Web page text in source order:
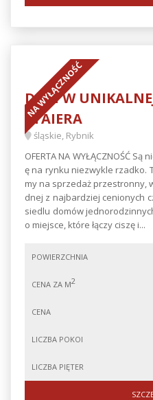
NA WYŁĄCZNOŚĆ
DOM W
STAIERA
śląskie, Rybnik
OFERTA NA WYŁĄCZNOŚĆ
ę na rynku niezwykle rzadko.
my na sprzedaż przestronny,
dnej z najbardziej cenionych
siedlu domów
o miejsce, które łączy ciszę i...
POWIERZCHNIA
CENA ZA M2
CENA
LICZBA POKOI
LICZBA PIĘTER